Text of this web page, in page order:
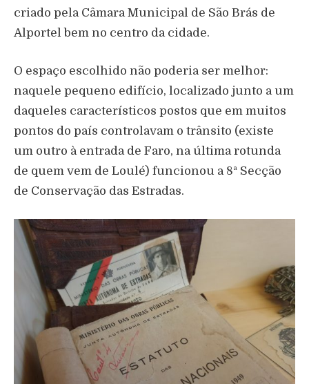
criado pela Câmara Municipal de São Brás de
Alportel bem no centro da cidade.
O espaço escolhido não poderia ser melhor:
naquele pequeno edifício, localizado junto a um
daqueles característicos postos que em muitos
pontos do país controlavam o trânsito (existe
um outro à entrada de Faro, na última rotunda
de quem vem de Loulé) funcionou a 8ª Secção
de Conservação das Estradas.